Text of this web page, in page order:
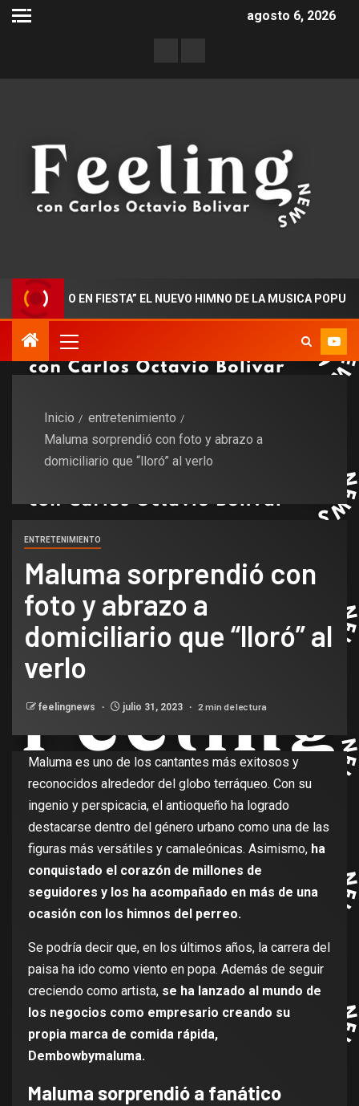
agosto 6, 2026
EN FIESTA” EL NUEVO HIMNO DE LA MUSICA POPULAR
Inicio
entretenimiento
Maluma sorprendió con foto y abrazo a
domiciliario que “lloró” al verlo
ENTRETENIMIENTO
Maluma sorprendió con
foto y abrazo a
domiciliario que “lloró” al
verlo
feelingnews julio 31, 2023 2 min de lectura
Maluma es uno de los cantantes más exitosos y
reconocidos alrededor del globo terráqueo. Con su
ingenio y perspicacia, el antioqueño ha logrado
destacarse dentro del género urbano como una de las
figuras más versátiles y camaleónicas. Asimismo, ha
conquistado el corazón de millones de
seguidores y los ha acompañado en más de una
ocasión con los himnos del perreo.
Se podría decir que, en los últimos años, la carrera del
paisa ha ido como viento en popa. Además de seguir
creciendo como artista, se ha lanzado al mundo de
los negocios como empresario creando su
propia marca de comida rápida,
Dembowbymaluma.
Maluma sorprendió a fanático